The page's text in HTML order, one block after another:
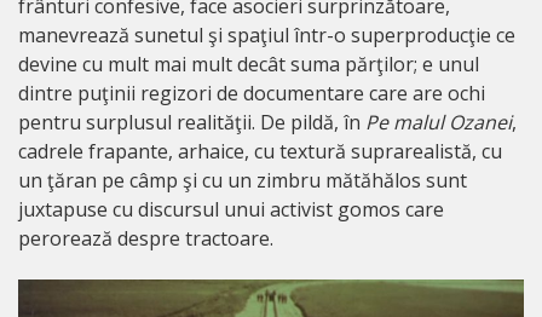
frânturi confesive, face asocieri surprinzătoare,
manevrează sunetul şi spaţiul într-o superproducţie ce
devine cu mult mai mult decât suma părţilor; e unul
dintre puţinii regizori de documentare care are ochi
pentru surplusul realităţii. De pildă, în Pe malul Ozanei,
cadrele frapante, arhaice, cu textură suprarealistă, cu
un ţăran pe câmp şi cu un zimbru mătăhălos sunt
juxtapuse cu discursul unui activist gomos care
perorează despre tractoare.